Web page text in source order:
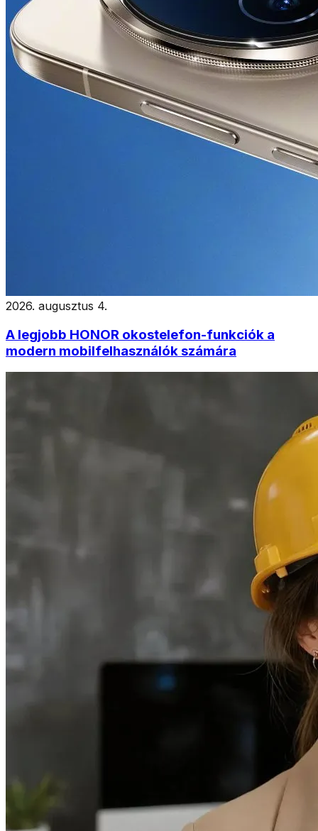
2026. augusztus 4.
A legjobb HONOR okostelefon-funkciók a
modern mobilfelhasználók számára